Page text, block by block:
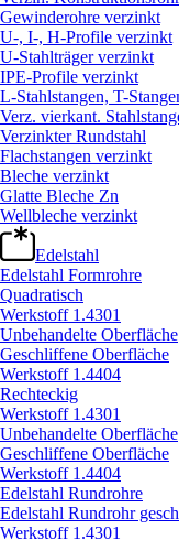
Gewinderohre verzinkt
U-, I-, H-Profile verzinkt
U-Stahlträger verzinkt
IPE-Profile verzinkt
L-Stahlstangen, T-
Verz. vierkant.
Verzinkter Rundstahl
Flachstangen verzinkt
Bleche verzinkt
Glatte Bleche Zn
Wellbleche verzinkt
Edelstahl
Edelstahl Formrohre
Quadratisch
Werkstoff 1.4301
Unbehandelte Oberfläche
Geschliffene Oberfläche
Werkstoff 1.4404
Rechteckig
Werkstoff 1.4301
Unbehandelte Oberfläche
Geschliffene Oberfläche
Werkstoff 1.4404
Edelstahl Rundrohre
Edelstahl Rundrohr
Werkstoff 1.4301